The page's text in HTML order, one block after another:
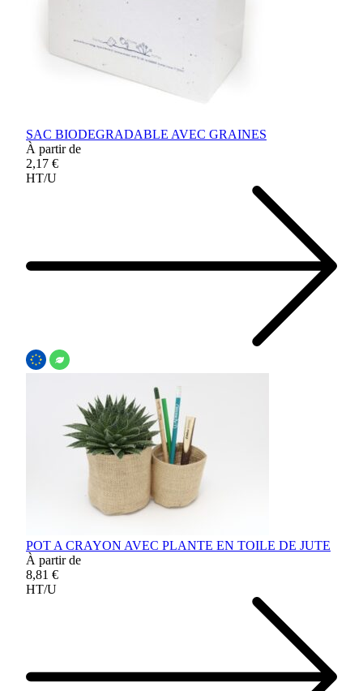
SAC BIODEGRADABLE AVEC GRAINES
À partir de
2,17 €
HT/U
POT A CRAYON AVEC PLANTE EN TOILE DE JUTE
À partir de
8,81 €
HT/U